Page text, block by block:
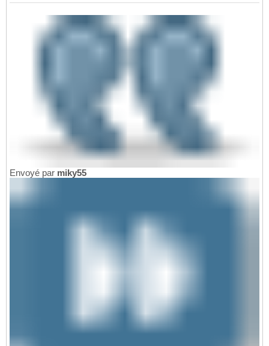
Envoyé par miky55